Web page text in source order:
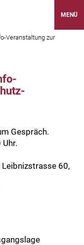
MENÜ
Veranstaltung zur
Gespräch.
Leibnizstrasse 60,